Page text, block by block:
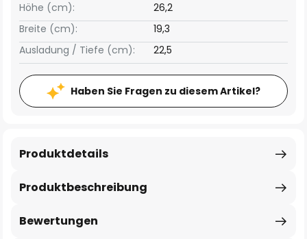
Breite (cm): 19,3
Höhe (cm): 26,2
Ausladung / Tiefe (cm): 22,5
Haben Sie Fragen zu diesem Artikel?
Produktbeschreibung
Produktdetails
Bewertungen